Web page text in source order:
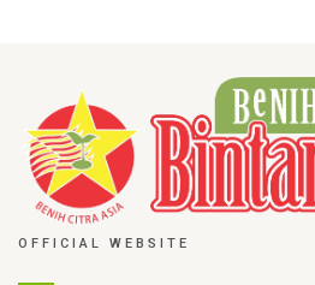
OFFICIAL WEBSITE